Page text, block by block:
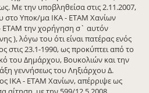
Με την υποβληθείσα στις 2.11.2007,
στο Υποκ/μα ΙΚΑ - ΕΤΑΜ Χανίων
ΕΤΑΜ την χορήγηση σ` αυτόν
), λόγω του ότι είναι πατέρας ενός
στις 23.1-1990, ως προκύπτει από το
του Δημάρχου, Βουκολιών και την
γεννήσεως του Ληξιάρχου Δ.
ΙΚΑ - ΕΤΑΜ Χανίων, απέρριψε ως